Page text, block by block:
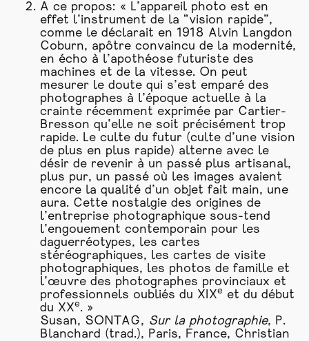
A ce propos: « L’appareilphoto est en
effet l’instrument de la “vision rapide”,
comme le déclarait en 1918 Alvin Langdon
Coburn, apôtre convaincu de la modernité,
en écho à l’apothéose futuriste des
machines et de la vitesse. On peut
mesurer le doute qui s’est emparé des
photographes à l’époque actuelle à la
crainte récemment exprimée par Cartier-
Bresson qu’elle ne soit précisément trop
rapide. Le culte du futur (culte d’une vision
de plus en plus rapide) alterne avec le
désir de revenir à un passé plus artisanal,
plus pur, un passé où les images avaient
encore la qualité d’un objet fait main, une
aura. Cette nostalgie des origines de
l’entreprise photographique sous-tend
l’engouement contemporain pour les
daguerréotypes, les cartes
stéréographiques, les cartes de visite
photographiques, les photos de famille et
l’œuvre des photographes provinciaux et
professionnels oubliés du XIXe
et du début
du XXe. »
Susan, SONTAG, Sur la photographie, P.
Blanchard (trad.), Paris, France, Christian